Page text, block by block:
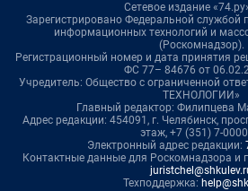
Сетевое издание
Зарегистрировано Федеральной службой
информационных технологий и
(Роскомнадзор).
Регистрационный номер и дата принятия
ФС 77– 84676 от
Учредитель: Общество с ограниченной
ТЕХНОЛОГИИ»
Главный редактор: Филипцева
Адрес редакции: 454091, г. Челябинск,
этаж, +7 (351) 7-
Электронный адрес редакции:
Контактные данные для Роскомнадзора и
Техподдержка: